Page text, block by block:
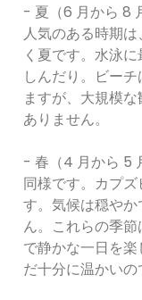
- 夏（6 月から 8
人気のある時期
く夏です。水泳
しんだり。ビー
ますが、大規模
ありません。
- 春（4 月から 5
同様です。カプ
す。気候は穏や
ん。これらの季
で静かな一日を
だ十分に温かいの